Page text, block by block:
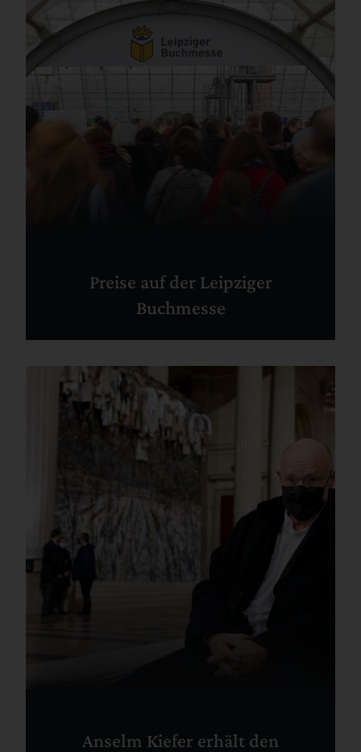
Preise auf der Leipziger
Buchmesse
Anselm Kiefer erhält den